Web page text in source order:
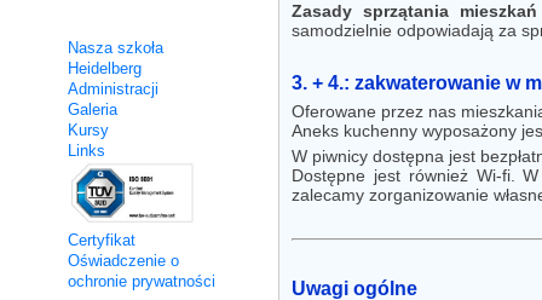
Nasza szkoła
Heidelberg
Administracji
Galeria
Kursy
Links
Certyfikat
Oświadczenie o
ochronie prywatności
Zasady sprzątania
samodzielnie odpowiadają za
3. + 4.: zakwaterowanie w
Oferowane przez nas
Aneks kuchenny wyposażony
W piwnicy dostępna jest
Dostępne jest również Wi-fi.
zalecamy zorganizowanie
Uwagi ogólne